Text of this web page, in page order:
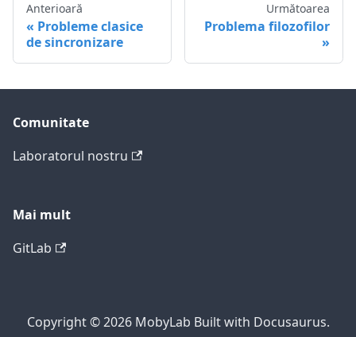
Anterioară
Probleme clasice
de sincronizare
Următoarea
Problema filozofilor
Comunitate
Laboratorul nostru
Mai mult
GitLab
Copyright © 2026 MobyLab Built with Docusaurus.